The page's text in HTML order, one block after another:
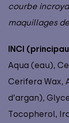
courbe
maquillages
INCI
Aqua (eau),
Cerifera Wax,
d’argan),
Tocopherol,